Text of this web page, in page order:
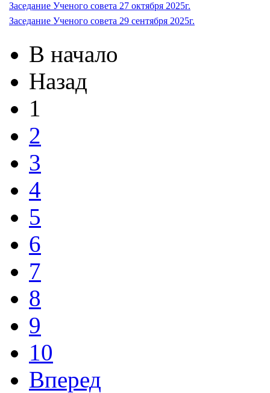
Заседание Ученого совета 27 октября 2025г.
Заседание Ученого совета 29 сентября 2025г.
В начало
Назад
1
2
3
4
5
6
7
8
9
10
Вперед